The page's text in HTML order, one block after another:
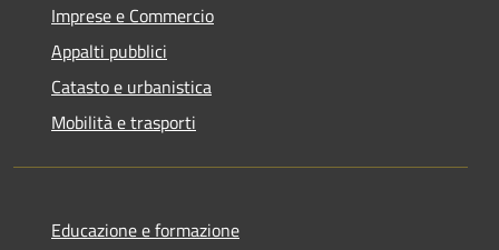
Imprese e Commercio
Appalti pubblici
Catasto e urbanistica
Mobilità e trasporti
Educazione e formazione